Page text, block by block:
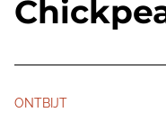
ONTBIJT